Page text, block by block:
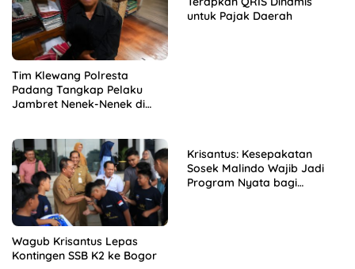
Tim Klewang Polresta
Padang Tangkap Pelaku
Jambret Nenek-Nenek di
untuk Pajak Daerah
Wagub Krisantus Lepas
Kontingen SSB K2 ke Bogor
Krisantus: Kesepakatan
Sosek Malindo Wajib Jadi
Program Nyata bagi